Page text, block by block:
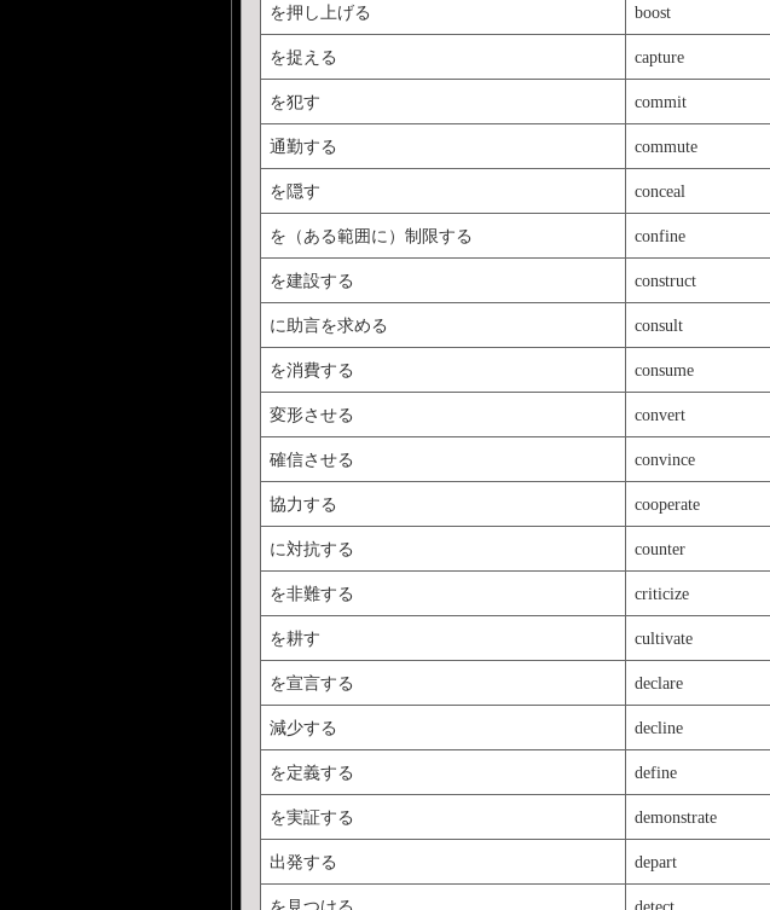
を押し上げる boost
を捉える capture
を犯す commit
通勤する commute
を隠す conceal
を（ある範囲に）制限する confine
を建設する construct
に助言を求める consult
を消費する consume
変形させる convert
確信させる convince
協力する cooperate
に対抗する counter
を非難する criticize
を耕す cultivate
を宣言する declare
減少する decline
を定義する define
を実証する demonstrate
出発する depart
を見つける detect